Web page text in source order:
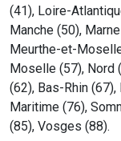
(41), Loire-
Manche (50),
Meurthe-et-
Moselle (57), Nord
(62), Bas-Rhin
Maritime (76),
(85), Vosges (88).